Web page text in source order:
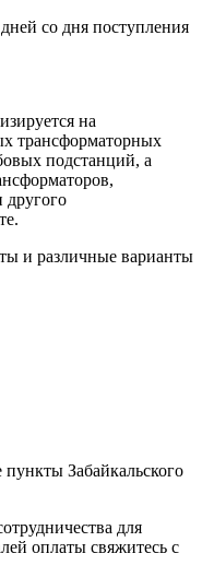
со дня поступления
на
трансформаторных
подстанций, а
другого
и различные варианты
Забайкальского
для
оплаты свяжитесь с